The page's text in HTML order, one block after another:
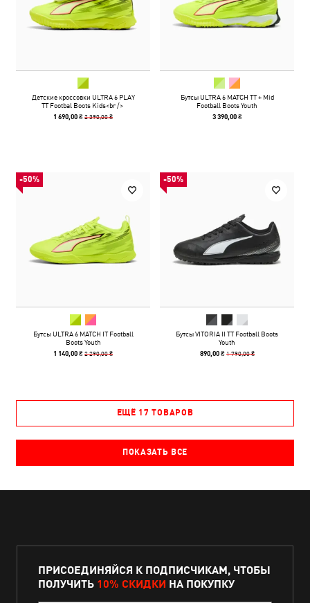
Детские кроссовки ULTRA 6 PLAY
TT Footbal Boots Kids<br />
1 690,00 ₴2 390,00 ₴
Бутсы ULTRA 6 MATCH TT + Mid
Football Boots Youth
3 390,00 ₴
-50%
Бутсы ULTRA 6 MATCH IT Football
Boots Youth
1 140,00 ₴2 290,00 ₴
-50%
Бутсы VITORIA II TT Football Boots
Youth
890,00 ₴ 1 790,00 ₴
ЕЩЁ 17 ТОВАРОВ
ПОКАЗАТЬ ВСЕ
ПРИСОЕДИНЯЙСЯ К ПОДПИСЧИКАМ, ЧТОБЫ
ПОЛУЧИТЬ 10% СКИДКИ НА ПОКУПКУ